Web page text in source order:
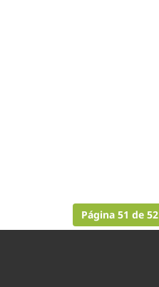
Página 51 de 52